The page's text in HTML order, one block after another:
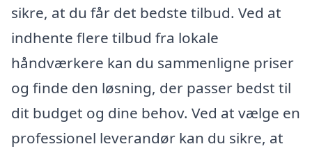
sikre, at du får det bedste tilbud. Ved at
indhente flere tilbud fra lokale
håndværkere kan du sammenligne priser
og finde den løsning, der passer bedst til
dit budget og dine behov. Ved at vælge en
professionel leverandør kan du sikre, at